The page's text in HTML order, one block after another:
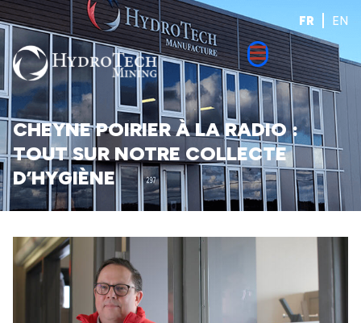
FR EN
CHEYNE POIRIER À LA RADIO :
TOUT SUR NOTRE COLLECTE
D’HYGIÈNE